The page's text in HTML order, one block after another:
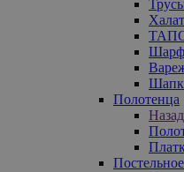
Полотенца
Назад